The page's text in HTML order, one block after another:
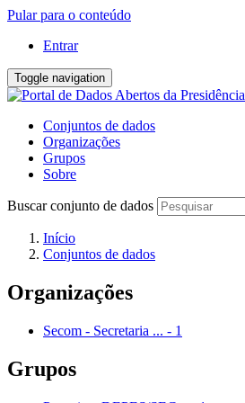
Pular para o conteúdo
Entrar
Toggle navigation
Conjuntos de dados
Organizações
Grupos
Sobre
Buscar conjunto de dados
Início
Conjuntos de dados
Organizações
Secom - Secretaria ... - 1
Grupos